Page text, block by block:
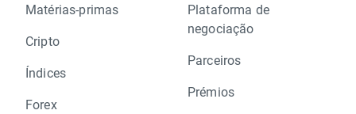
Matérias-primas
Cripto
Índices
Forex
Plataforma de
negociação
Parceiros
Prémios